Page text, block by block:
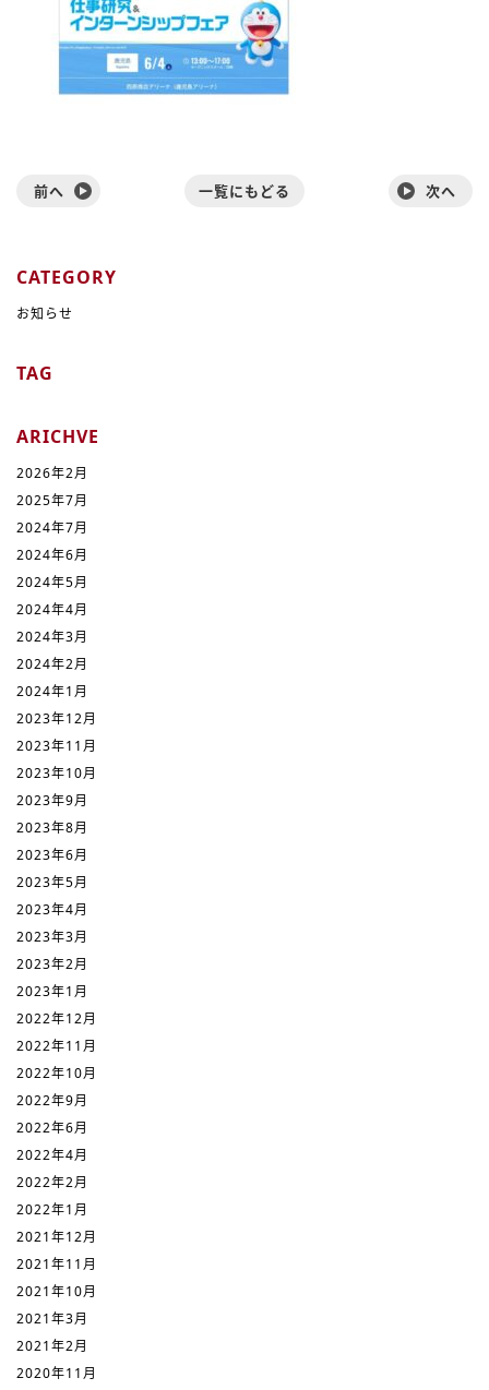
前へ 一覧にもどる 次へ
CATEGORY
お知らせ
TAG
ARICHVE
2026年2月
2025年7月
2024年7月
2024年6月
2024年5月
2024年4月
2024年3月
2024年2月
2024年1月
2023年12月
2023年11月
2023年10月
2023年9月
2023年8月
2023年6月
2023年5月
2023年4月
2023年3月
2023年2月
2023年1月
2022年12月
2022年11月
2022年10月
2022年9月
2022年6月
2022年4月
2022年2月
2022年1月
2021年12月
2021年11月
2021年10月
2021年3月
2021年2月
2020年11月